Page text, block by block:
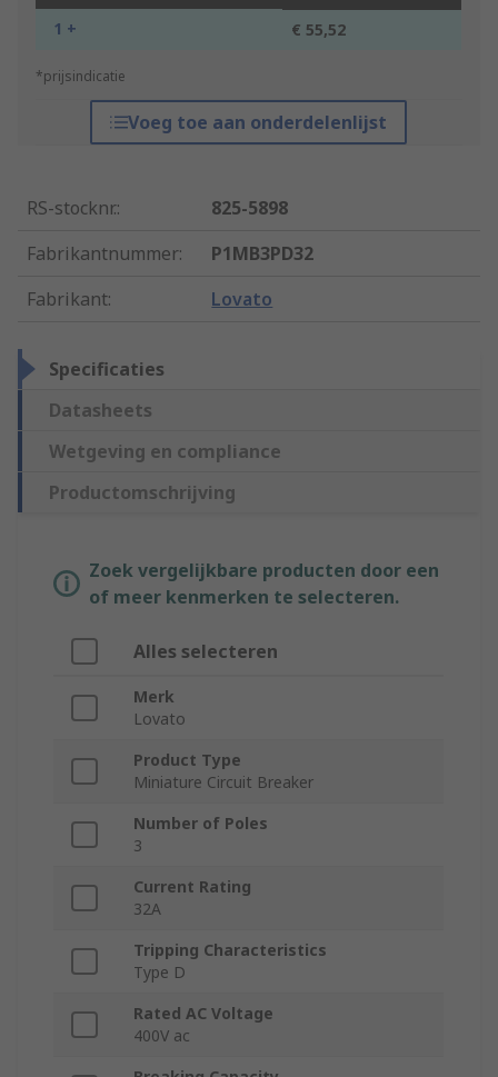
1 + € 55,52
*prijsindicatie
Voeg toe aan onderdelenlijst
RS-stocknr.:
825-5898
Fabrikantnummer:
P1MB3PD32
Fabrikant: Lovato
Specificaties
Datasheets
Wetgeving en compliance
Productomschrijving
Zoek vergelijkbare producten door een
of meer kenmerken te selecteren.
Alles selecteren
Merk
Lovato
Product Type
Miniature Circuit Breaker
Number of Poles
3
Current Rating
32A
Tripping Characteristics
Type D
Rated AC Voltage
400V ac